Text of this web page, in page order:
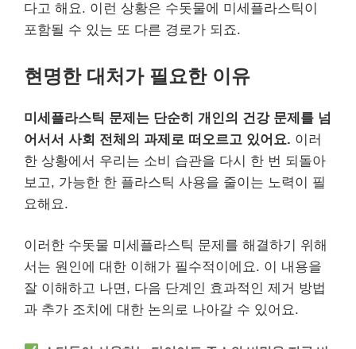
다고 해요. 이런 상황은 수돗물에 미세플라스틱이
포함될 수 있는 또 다른 경로가 되죠.
현명한 대처가 필요한 이유
미세플라스틱 문제는 단순히 개인의 건강 문제를 넘
어서서 사회 전체의 과제로 떠오르고 있어요. 이러
한 상황에서 우리는 소비 습관을 다시 한 번 되돌아
보고, 가능한 한 플라스틱 사용을 줄이는 노력이 필
요해요.
이러한 수돗물 미세플라스틱 문제를 해결하기 위해
서는 원인에 대한 이해가 필수적이에요. 이 내용을
잘 이해하고 나면, 다음 단계인 효과적인 제거 방법
과 추가 조치에 대한 논의로 나아갈 수 있어요.